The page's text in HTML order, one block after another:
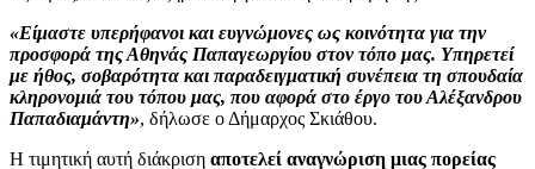
«Είμαστε υπερήφανοι και ευγνώμονες ως κοινότητα για την
προσφορά της Αθηνάς Παπαγεωργίου στον τόπο μας. Υπηρετεί
με ήθος, σοβαρότητα και παραδειγματική συνέπεια τη σπουδαία
κληρονομιά του τόπου μας, που αφορά στο έργο του Αλέξανδρου
Παπαδιαμάντη», δήλωσε ο Δήμαρχος Σκιάθου.
Η τιμητική αυτή διάκριση αποτελεί αναγνώριση μιας πορείας